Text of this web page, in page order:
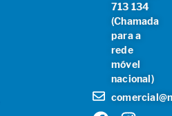
713 134
(Chamada
para a
rede
móvel
nacional)